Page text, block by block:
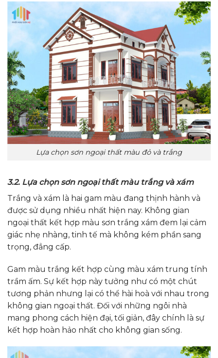
Lựa chọn sơn ngoại thất màu đỏ và trắng
3.2. Lựa chọn sơn ngoại thất màu trắng và xám
Trắng và xám là hai gam màu đang thịnh hành và
được sử dụng nhiều nhất hiện nay. Không gian
ngoại thất kết hợp màu sơn trắng xám đem lại cảm
giác nhẹ nhàng, tinh tế mà không kém phần sang
trọng, đẳng cấp.
Gam màu trắng kết hợp cùng màu xám trung tính
trầm ấm. Sự kết hợp này tưởng như có một chút
tương phản nhưng lại có thể hài hoà với nhau trong
không gian ngoại thất. Đối với những ngôi nhà
mang phong cách hiện đại, tối giản, đây chính là sự
kết hợp hoàn hảo nhất cho không gian sống.